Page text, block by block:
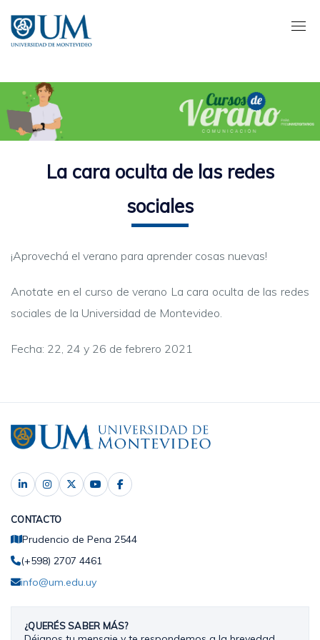
contenido
principal
La cara oculta de las redes
sociales
¡Aprovechá el verano para aprender cosas nuevas!
Anotate en el curso de verano La cara oculta de las redes
sociales de la Universidad de Montevideo.
Fecha: 22, 24 y 26 de febrero 2021
CONTACTO
Prudencio de Pena 2544
(+598) 2707 4461
info@um.edu.uy
¿QUERÉS SABER MÁS?